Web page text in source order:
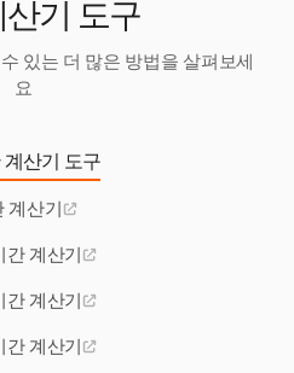
산기 도구
있는 더 많은 방법을 살펴보세
요
계산기 도구
계산기
간 계산기
간 계산기
간 계산기